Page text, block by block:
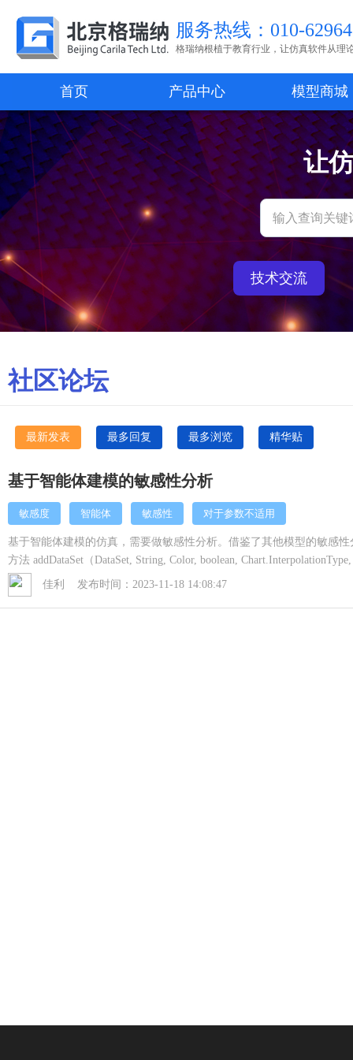
服务热线：010-
格瑞纳根植于教育行业，让仿真软件从理
首页 产品中心 模型商城
让
技术交流
社区论坛
最新发表 最多回复 最多浏览 精华贴
基于智能体建模的敏感性分析
敏感度 智能体 敏感性 对于参数不适用
基于智能体建模的仿真，需要做敏感性分析。借鉴了其他模型的敏感
方法 addDataSet（DataSet, String, Color, boolean,
boolean, Chart.InterpolationType, int, Chart.PointStyle）不适用.怎么解决
佳利 发布时间：2023-11-18 14:08:47